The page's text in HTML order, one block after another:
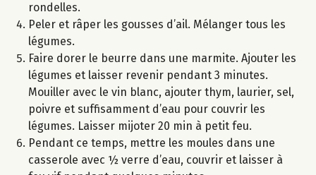
rondelles.
Peler et râper les gousses d’ail. Mélanger tous les
légumes.
Faire dorer le beurre dans une marmite. Ajouter les
légumes et laisser revenir pendant 3 minutes.
Mouiller avec le vin blanc, ajouter thym, laurier, sel,
poivre et suffisamment d’eau pour couvrir les
légumes. Laisser mijoter 20 min à petit feu.
Pendant ce temps, mettre les moules dans une
casserole avec ½ verre d’eau, couvrir et laisser à